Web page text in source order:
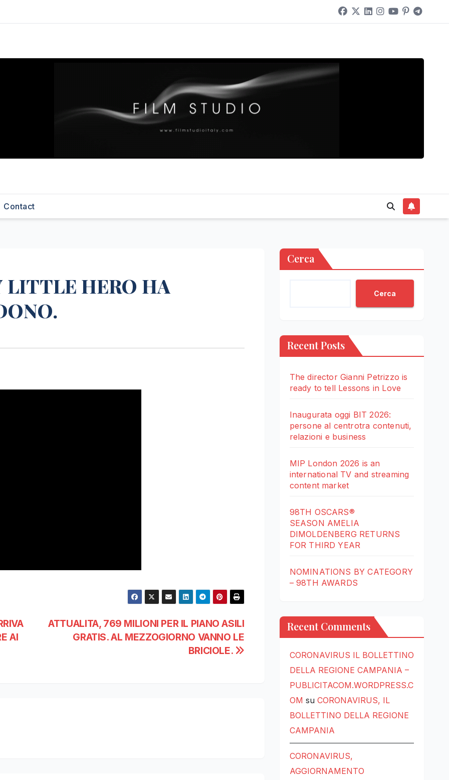
Contact
LITTLE HERO HA
ATTUALITA, 769 MILIONI PER IL PIANO ASILI
GRATIS. AL MEZZOGIORNO VANNO LE
BRICIOLE.
AI
Cerca
Cerca
Recent Posts
The director Gianni Petrizzo is
ready to tell Lessons in Love
Inaugurata oggi BIT 2026:
persone al centrotra contenuti,
relazioni e business
MIP London 2026 is an
international TV and streaming
content market
98TH OSCARS®
SEASON AMELIA
DIMOLDENBERG RETURNS
FOR THIRD YEAR
NOMINATIONS BY CATEGORY
– 98TH AWARDS
Recent Comments
CORONAVIRUS IL BOLLETTINO
DELLA REGIONE CAMPANIA –
PUBLICITACOM.WORDPRESS.C
OM su CORONAVIRUS, IL
BOLLETTINO DELLA REGIONE
CAMPANIA
CORONAVIRUS,
AGGIORNAMENTO